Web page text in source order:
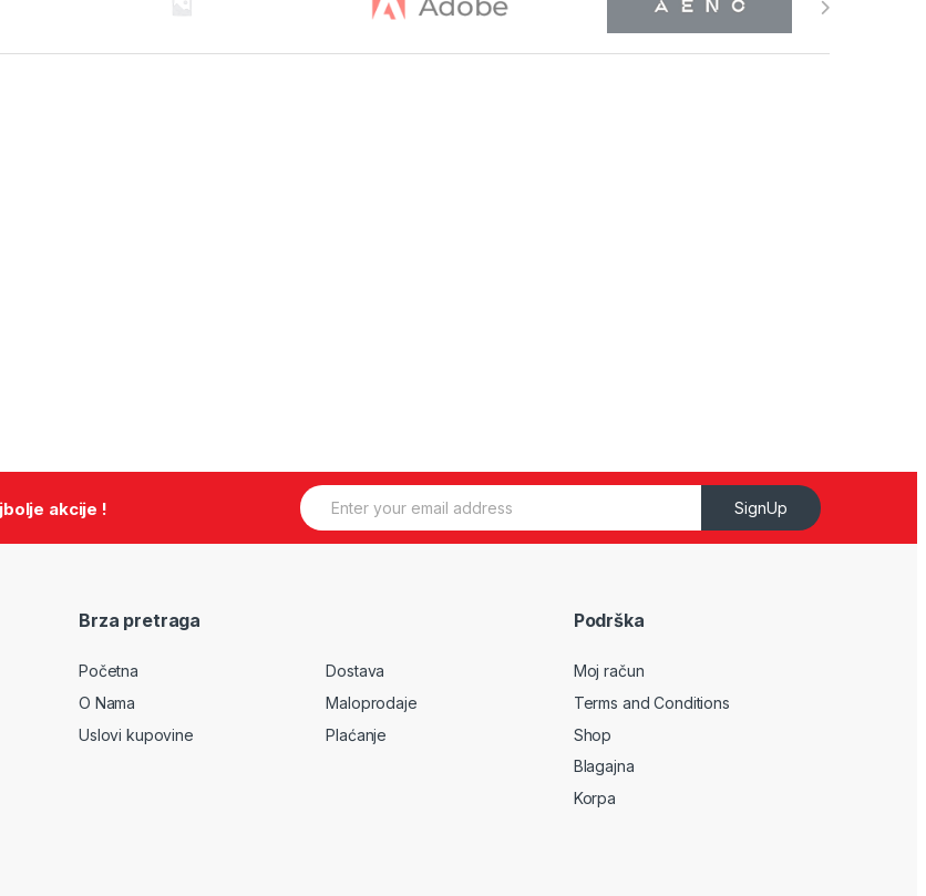
akcije !
E
m
SignUp
Brza pretraga
Početna
O Nama
Uslovi kupovine
Dostava
Maloprodaje
Plaćanje
Podrška
Moj račun
Terms and Conditions
Shop
Blagajna
Korpa